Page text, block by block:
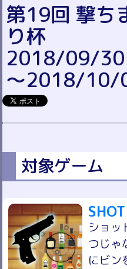
第19回 撃ち
り杯
2018/09/
～2018/10/
対象ゲーム
ショッ
つじゃ
にビン